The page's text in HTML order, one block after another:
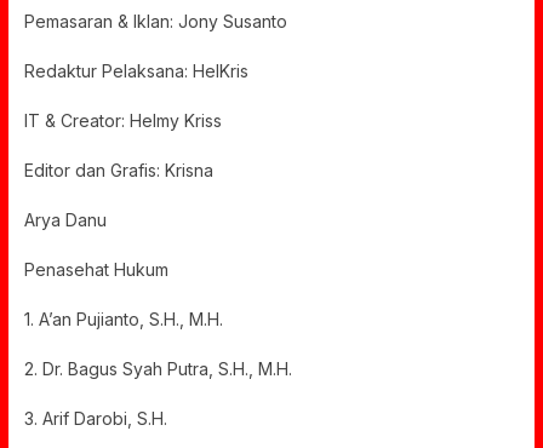
Pemasaran & Iklan: Jony Susanto
Redaktur Pelaksana: HelKris
IT & Creator: Helmy Kriss
Editor dan Grafis: Krisna
Arya Danu
Penasehat Hukum
1. A’an Pujianto, S.H., M.H.
2. Dr. Bagus Syah Putra, S.H., M.H.
3. Arif Darobi, S.H.